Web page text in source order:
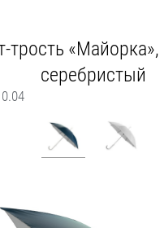
трость
серебристый